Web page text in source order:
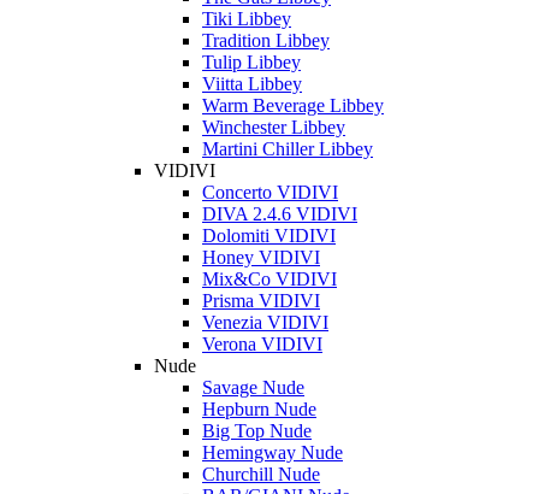
Tiki Libbey
Tradition Libbey
Tulip Libbey
Viitta Libbey
Warm Beverage Libbey
Winchester Libbey
Martini Chiller Libbey
VIDIVI
Concerto VIDIVI
DIVA 2.4.6 VIDIVI
Dolomiti VIDIVI
Honey VIDIVI
Mix&Co VIDIVI
Prisma VIDIVI
Venezia VIDIVI
Verona VIDIVI
Nude
Savage Nude
Hepburn Nude
Big Top Nude
Hemingway Nude
Churchill Nude